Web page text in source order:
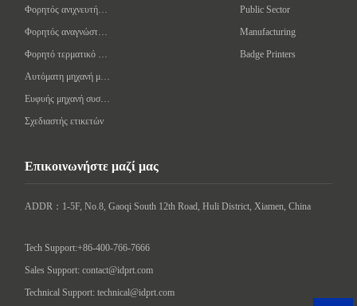
Φορητός ανιχνευτής γραμμωτού κώδικα
Φορητός αναγνώστης/συγγραφέας RFID
Φορητό τερματικό δεδομένων
Αυτόματη μηχανή μαρκαρίσματος
Ευφυής μηχανή συσκευασίας
Σχεδιαστής ετικετών
Public Sector
Manufacturing
Badge Printers
Επικοινωνήστε μαζί μας
ADDR：1-5F, No.8, Gaoqi South 12th Road, Huli District, Xiamen, China
Tech Support:+86-400-766-7666
Sales Support: contact@idprt.com
Technical Support: technical@idprt.com